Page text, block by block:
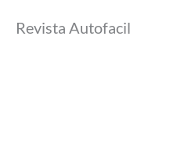
Revista Autofacil